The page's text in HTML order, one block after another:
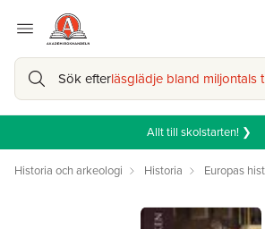
Sök efterläsglädje bland miljontals
Allt till skolstarten! ❯
Historia och arkeologi Historia Europas